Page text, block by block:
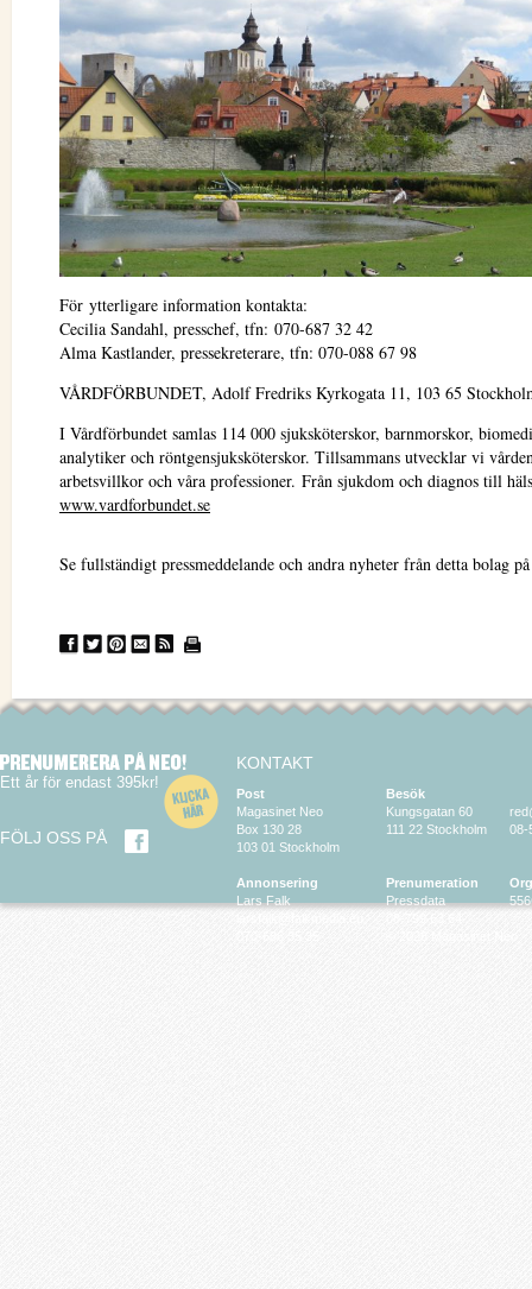
För ytterligare information kontakta:
Cecilia Sandahl, presschef, tfn: 070-687 32 42
Alma Kastlander, pressekreterare, tfn: 070-088 67 98
VÅRDFÖRBUNDET, Adolf Fredriks Kyrkogata 11, 103 65
I Vårdförbundet samlas 114 000 sjuksköterskor, barnmorskor,
analytiker och röntgensjuksköterskor. Tillsammans utvecklar vi
arbetsvillkor och våra professioner. Från sjukdom och diagnos till
www.vardforbundet.se
Se fullständigt pressmeddelande och andra nyheter från detta bolag
Ett år för endast 395kr!
FÖLJ OSS PÅ
KONTAKT
Post
Magasinet Neo
Box 130 28
103 01 Stockholm
Annonsering
Lars Falk
Besök
Kungsgatan 60
111 22 Stockholm
Prenumeration
Pressdata
08-